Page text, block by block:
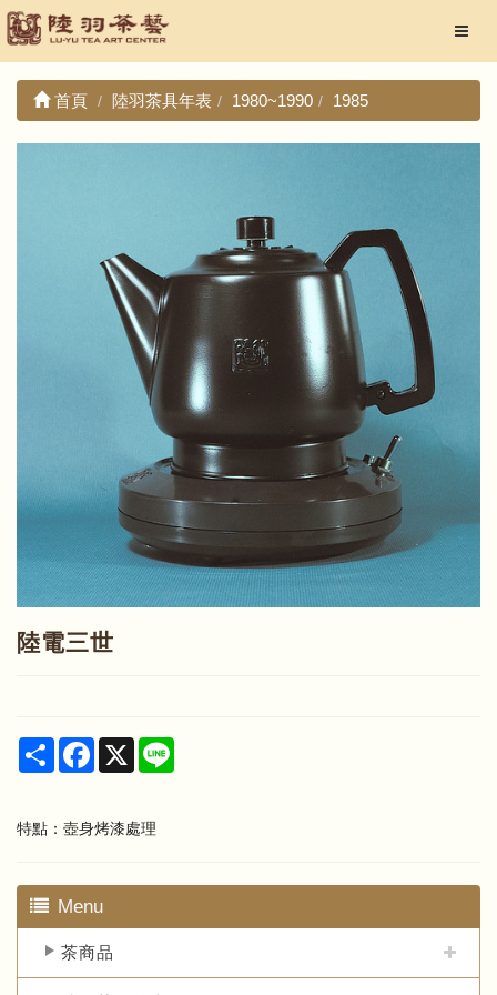
首頁 陸羽茶具年表 1980~1990 1985
陸電三世
Share Facebook
X
特點：壺身烤漆處理
Menu
茶商品